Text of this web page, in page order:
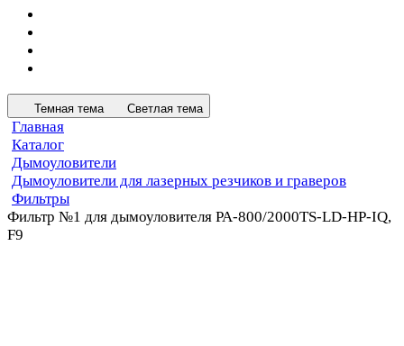
Темная тема Светлая тема
Главная
Каталог
Дымоуловители
Дымоуловители для лазерных резчиков и граверов
Фильтры
Фильтр №1 для дымоуловителя PA-800/2000TS-LD-HP-IQ,
F9